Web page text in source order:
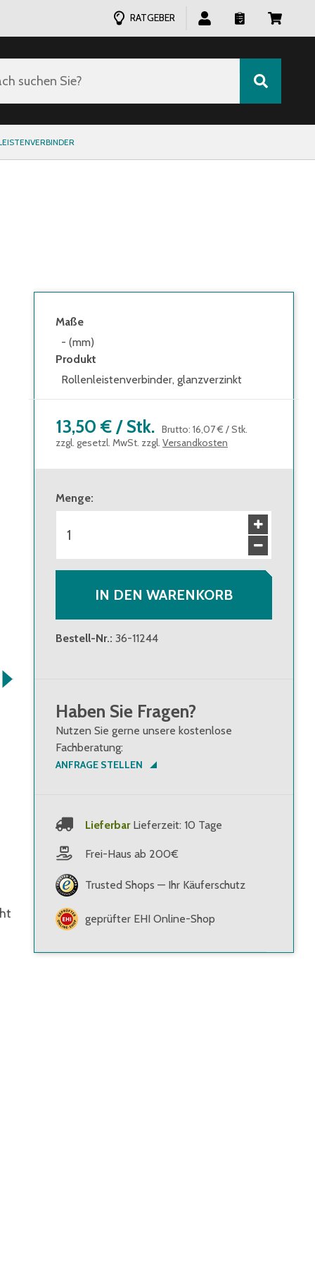
RATGEBER
suchen Sie?
Maße
- (mm)
Produkt
Rollenleistenverbinder, glanzverzinkt
13,50 € / Stk. Brutto: 16,07 € /Stk.
zzgl. gesetzl. MwSt. zzgl. Versandkosten
Menge:
IN DEN WARENKORB
Bestell-Nr.: 36-11244
Haben Sie Fragen?
Nutzen Sie gerne unsere kostenlose
Fachberatung:
ANFRAGE STELLEN
Lieferbar Lieferzeit: 10 Tage
Frei-Haus ab 200€
Trusted Shops — Ihr Käuferschutz
geprüfter EHI Online-Shop